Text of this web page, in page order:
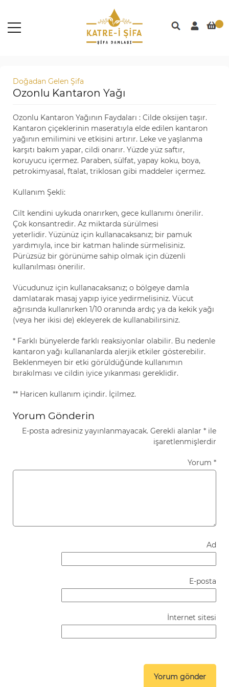
Doğadan Gelen Şifa
Ozonlu Kantaron Yağı
Ozonlu Kantaron Yağının Faydaları : Cilde oksijen taşır.
Kantaron çiçeklerinin maseratıyla elde edilen kantaron
yağının emilimini ve etkisini artırır. Leke ve yaşlanma
karşıtı bakım yapar, cildi onarır. Yüzde yüz saftır,
koruyucu içermez. Paraben, sülfat, yapay koku, boya,
petrokimyasal, ftalat, triklosan gibi maddeler içermez.
Kullanım Şekli:
Cilt kendini uykuda onarırken, gece kullanımı önerilir.
Çok konsantredir. Az miktarda sürülmesi
yeterlidir. Yüzünüz için kullanacaksanız; bir pamuk
yardımıyla, ince bir katman halinde sürmelisiniz.
Pürüzsüz bir görünüme sahip olmak için düzenli
kullanılması önerilir.
Vücudunuz için kullanacaksanız; o bölgeye damla
damlatarak masaj yapıp iyice yedirmelisiniz. Vücut
ağrısında kullanırken 1/10 oranında ardıç ya da kekik yağı
(veya her ikisi de) ekleyerek de kullanabilirsiniz.
* Farklı bünyelerde farklı reaksiyonlar olabilir. Bu nedenle
kantaron yağı kullananlarda alerjik etkiler gösterebilir.
Beklenmeyen bir etki görüldüğünde kullanımın
bırakılması ve cildin iyice yıkanması gereklidir.
** Haricen kullanım içindir. İçilmez.
Yorum Gönderin
E-posta adresiniz yayınlanmayacak. Gerekli alanlar * ile
işaretlenmişlerdir
Yorum *
Ad
E-posta
İnternet sitesi